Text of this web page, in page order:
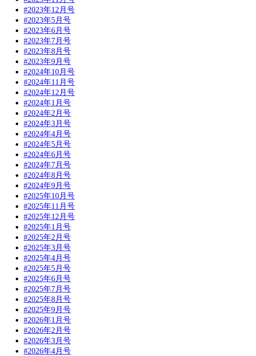
#2023年12月号
#2023年5月号
#2023年6月号
#2023年7月号
#2023年8月号
#2023年9月号
#2024年10月号
#2024年11月号
#2024年12月号
#2024年1月号
#2024年2月号
#2024年3月号
#2024年4月号
#2024年5月号
#2024年6月号
#2024年7月号
#2024年8月号
#2024年9月号
#2025年10月号
#2025年11月号
#2025年12月号
#2025年1月号
#2025年2月号
#2025年3月号
#2025年4月号
#2025年5月号
#2025年6月号
#2025年7月号
#2025年8月号
#2025年9月号
#2026年1月号
#2026年2月号
#2026年3月号
#2026年4月号